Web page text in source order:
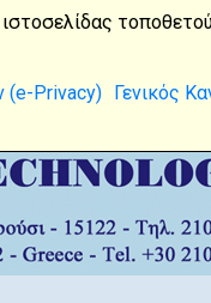
210 88
(e-Privacy) Γενικός